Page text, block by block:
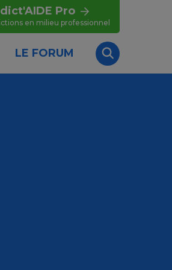
Pro
en milieu professionnel
LE FORUM
Recherche